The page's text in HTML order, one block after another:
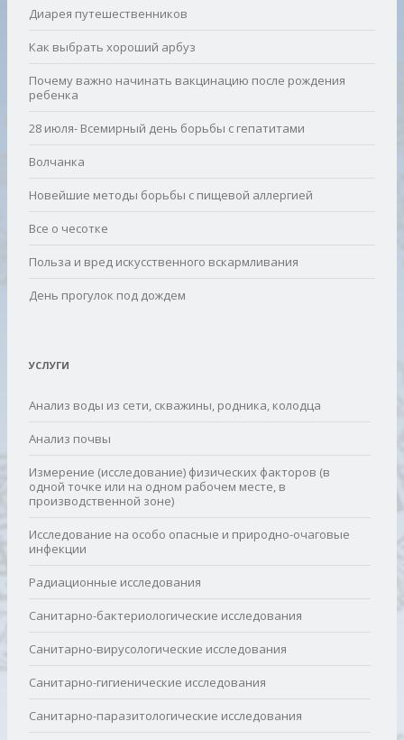
Диарея путешественников
Как выбрать хороший арбуз
Почему важно начинать вакцинацию после рождения
ребенка
28 июля- Всемирный день борьбы с гепатитами
Волчанка
Новейшие методы борьбы с пищевой аллергией
Все о чесотке
Польза и вред искусственного вскармливания
День прогулок под дождем
УСЛУГИ
Анализ воды из сети, скважины, родника, колодца
Анализ почвы
Измерение (исследование) физических факторов (в
одной точке или на одном рабочем месте, в
производственной зоне)
Исследование на особо опасные и природно-очаговые
инфекции
Радиационные исследования
Санитарно-бактериологические исследования
Санитарно-вирусологические исследования
Санитарно-гигиенические исследования
Санитарно-паразитологические исследования